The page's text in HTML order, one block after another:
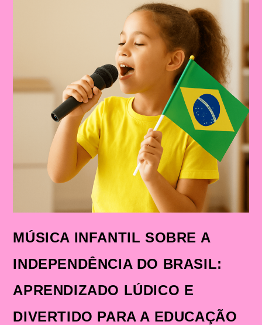
MÚSICA INFANTIL SOBRE A
INDEPENDÊNCIA DO BRASIL:
APRENDIZADO LÚDICO E
DIVERTIDO PARA A EDUCAÇÃO